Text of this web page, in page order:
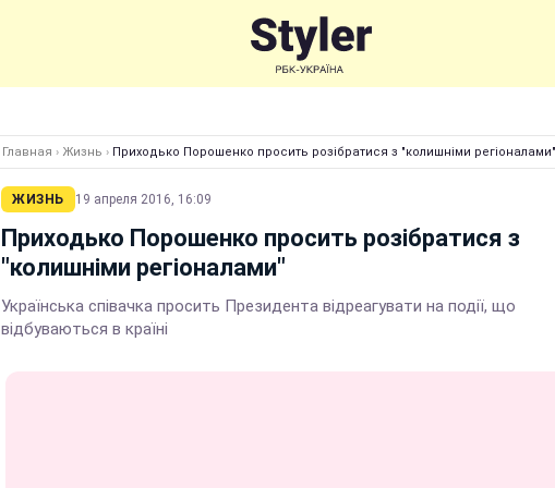
Главная › Жизнь › Приходько Порошенко просить розібратися з "колишніми регіоналами"
ЖИЗНЬ 19 апреля 2016, 16:09
Приходько Порошенко просить розібратися з
"колишніми регіоналами"
Українська співачка просить Президента відреагувати на події, що
відбуваються в країні